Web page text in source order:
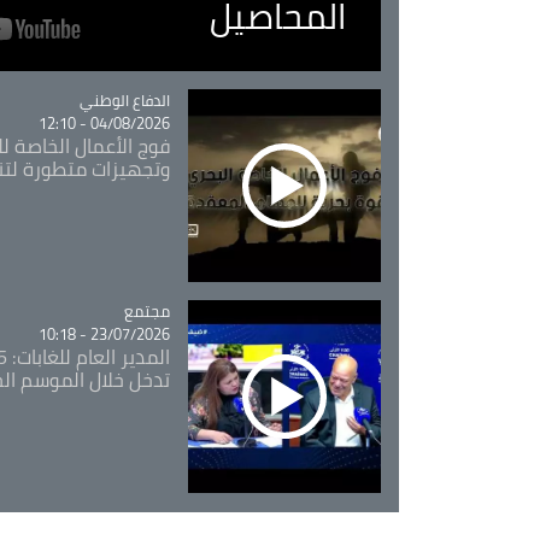
المحاصيل
Catégorie
الدفاع الوطني
04/08/2026 - 12:10
فوج الأعمال الخاصة
وتجهيزات متطورة
Catégorie
مجتمع
23/07/2026 - 10:18
تدخل خلال الموسم